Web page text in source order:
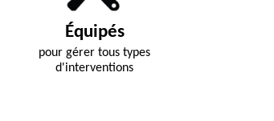
Équipés
pour gérer tous types
d'interventions